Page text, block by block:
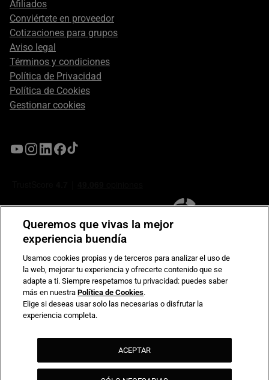
Afiliados
Conviértete en proveedor
Cotizaciones para grupos
Aviso legal
Términos y condiciones
Política de Privacidad
Política de Cookies
Gestionar cookies
Compromiso de seguridad en pagos electrónicos
Queremos que vivas la mejor
experiencia buendía
Usamos cookies propias y de terceros para analizar el uso de
la web, mejorar tu experiencia y ofrecerte contenido que se
adapte a ti. Siempre respetamos tu privacidad: puedes saber
más en nuestraPolítica de Cookies.
Elige si deseas usar solo las necesarias o disfrutar la
experiencia completa.
ACEPTAR